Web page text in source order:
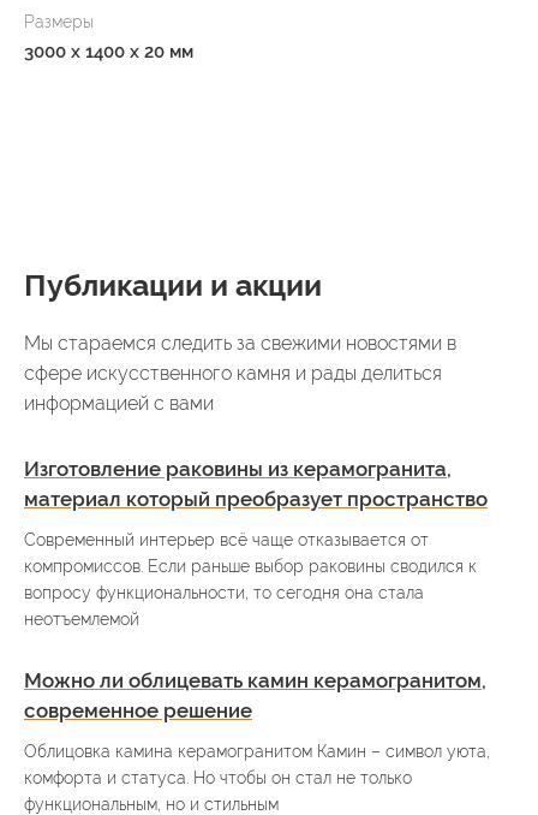
Размеры
3000 x 1400 x 20 мм
Публикации и акции
Мы стараемся следить за свежими новостями в
сфере искусственного камня и рады делиться
информацией с вами
Изготовление раковины из керамогранита,
материал который преобразует пространство
Современный интерьер всё чаще отказывается от
компромиссов. Если раньше выбор раковины сводился к
вопросу функциональности, то сегодня она стала
неотъемлемой
Можно ли облицевать камин керамогранитом,
современное решение
Облицовка камина керамогранитом Камин – символ уюта,
комфорта и статуса. Но чтобы он стал не только
функциональным, но и стильным